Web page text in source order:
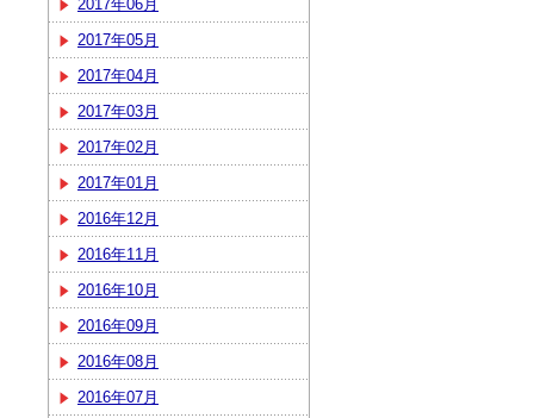
2017年06月
2017年05月
2017年04月
2017年03月
2017年02月
2017年01月
2016年12月
2016年11月
2016年10月
2016年09月
2016年08月
2016年07月